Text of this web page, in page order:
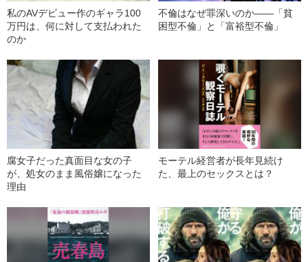
私のAVデビュー作のギャラ100
万円は、何に対して支払われた
のか
不倫はなぜ罪深いのか――「貧
困型不倫」と「富裕型不倫」
腐女子だった真面目な女の子
が、処女のまま風俗嬢になった
理由
モーテル経営者が長年見続け
た、最上のセックスとは？